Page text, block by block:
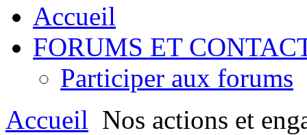
Accueil
FORUMS ET
Participer aux forums
Accueil Nos actions et